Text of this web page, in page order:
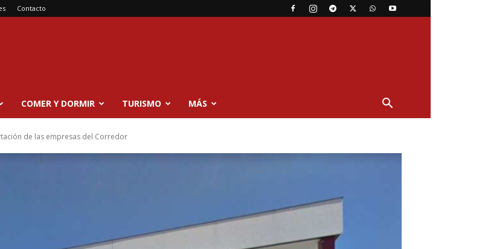
Contacto
COMER Y DORMIR TURISMO MÁS
de las empresas del Corredor